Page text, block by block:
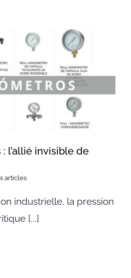
: l’allié
de l’industrie
l’allié invisible de
articles
industrielle, la pression
[...]